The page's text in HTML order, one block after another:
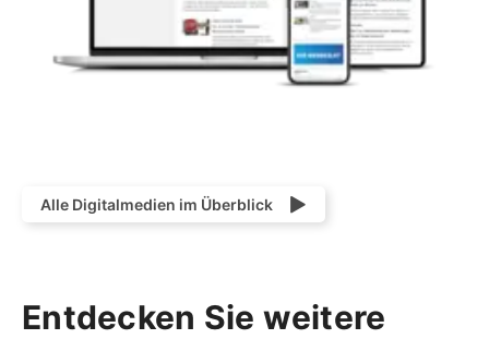
Alle Digitalmedien im Überblick
Entdecken Sie weitere